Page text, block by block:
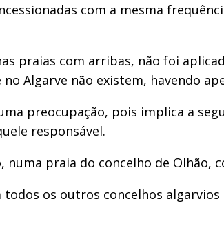
com a mesma
praias com arribas, não foi
Algarve não existem, havendo
preocupação, pois implica a
responsável.
praia do concelho de Olhão,
os outros concelhos